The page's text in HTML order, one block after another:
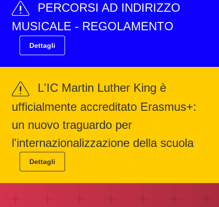
PERCORSI AD INDIRIZZO
MUSICALE - REGOLAMENTO
Dettagli
L'IC Martin Luther King è
ufficialmente accreditato Erasmus+:
un nuovo traguardo per
l'internazionalizzazione della scuola
Dettagli